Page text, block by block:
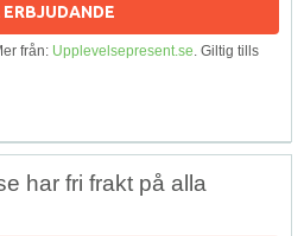
från: Upplevelsepresent.se. Giltig tills
har fri frakt på alla